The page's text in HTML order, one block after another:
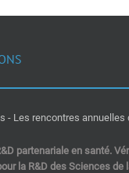
partenariale en santé.
la R&D des Sciences de